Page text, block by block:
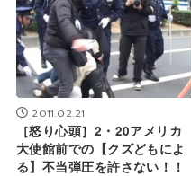
2011.02.21
［怒り心頭］2・20アメリカ
大使館前での【クズどもによ
る】不当弾圧を許さない！！